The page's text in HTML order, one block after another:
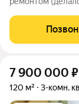
большой
отдыха. Остается
7 900 000 ₽
120 м² 3-комн.